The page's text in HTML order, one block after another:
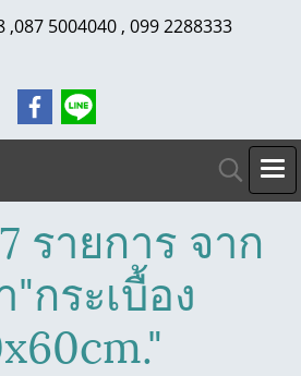
,087 5004040 , 099 2288333
รายการ จาก
กระเบื้อง